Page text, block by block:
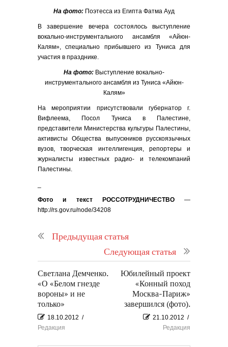
На фото: Поэтесса из Египта Фатма Ауд
В завершение вечера состоялось выступление
вокально-инструментального ансамбля «Айюн-
Калям», специально прибывшего из Туниса для
участия в празднике.
На фото: Выступление вокально-
инструментального ансамбля из Туниса «Айюн-
Калям»
На мероприятии присутствовали губернатор г.
Вифлеема, Посол Туниса в Палестине,
представители Министерства культуры Палестины,
активисты Общества выпускников русскоязычных
вузов, творческая интеллигенция, репортеры и
журналисты известных радио- и телекомпаний
Палестины.
Фото и текст РОССОТРУДНИЧЕСТВО—
http://rs.gov.ru/node/34208
Предыдущая статья
Следующая статья
Светлана Демченко.
«О «Белом гнезде
вороны» и не
только»
18.10.2012 /
Редакция
Юбилейный проект
«Конный поход
Москва-Париж»
завершился (фото).
21.10.2012 /
Редакция